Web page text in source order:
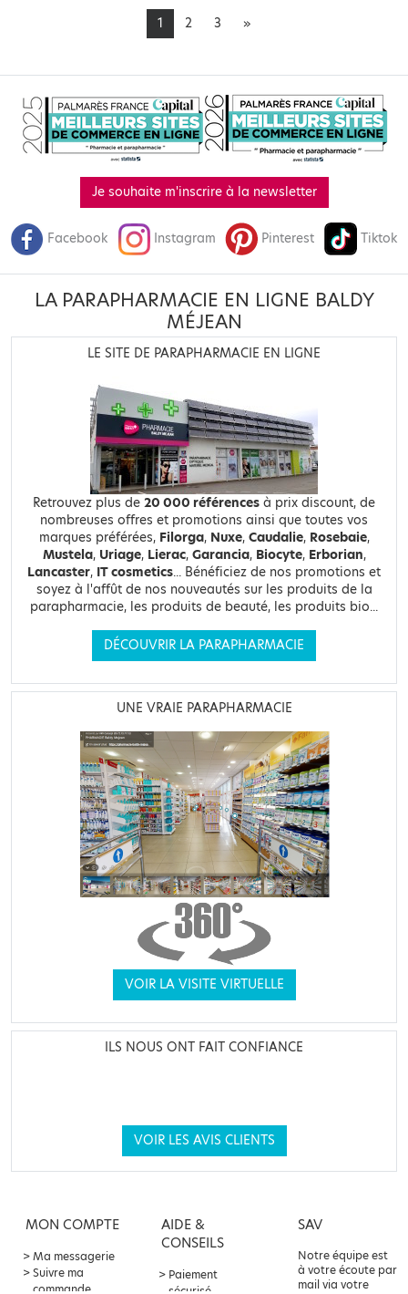
1 2 3 »
Je souhaite m'inscrire à la newsletter
Facebook Instagram Pinterest Tiktok
LA PARAPHARMACIE EN LIGNE BALDY
MÉJEAN
LE SITE DE PARAPHARMACIE EN LIGNE
Retrouvez plus de 20 000 références à prix discount, de
nombreuses offres et promotions ainsi que toutes vos
marques préférées, Filorga, Nuxe, Caudalie, Rosebaie,
Mustela, Uriage, Lierac, Garancia, Biocyte, Erborian,
Lancaster, IT cosmetics... Bénéficiez de nos promotions et
soyez à l'affût de nos nouveautés sur les produits de la
parapharmacie, les produits de beauté, les produits bio...
DÉCOUVRIR LA PARAPHARMACIE
UNE VRAIE PARAPHARMACIE
VOIR LA VISITE VIRTUELLE
ILS NOUS ONT FAIT CONFIANCE
VOIR LES AVIS CLIENTS
MON COMPTE
Ma messagerie
Suivre ma
commande
AIDE &
CONSEILS
Paiement
SAV
Notre équipe est
à votre écoute par
mail via votre